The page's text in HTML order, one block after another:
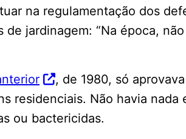
na regulamentação dos
de jardinagem: “Na época,
, de 1980, só
residenciais. Não havia nada
ou bactericidas.